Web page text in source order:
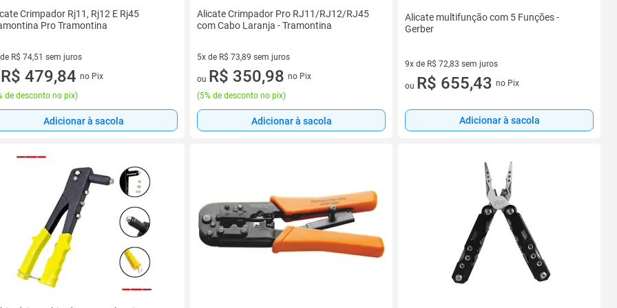
Crimpador Rj11, Rj12 E Rj45
Pro Tramontina
R$ 74,51 sem juros
de R$ 74,51 sem juros
R$ 479,84 no Pix
de desconto no pix)
Adicionar à sacola
Alicate Crimpador Pro RJ11/RJ12/RJ45
com Cabo Laranja - Tramontina
5x de R$ 73,89 sem juros
5 vez de R$ 73,89 sem juros
ou R$ 350,98 no Pix
(5% de desconto no pix)
Adicionar à sacola
Alicate multifunção com 5 Funções -
Gerber
9x de R$ 72,83 sem juros
9 vez de R$ 72,83 sem juros
ou R$ 655,43 no Pix
Adicionar à sacola